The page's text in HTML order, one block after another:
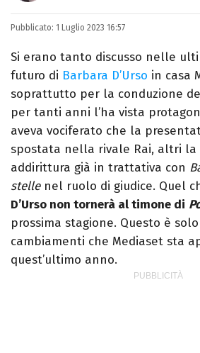
LINKEDIN
Si avvicina all'editoria
come Fashion Editor. Si
Comunicazione digitale,
Nuovi media presso La
collaborando con
stampa.
Pubblicato: 1 Luglio 2023 16:57
Si erano tanto discusso nelle
futuro di Barbara D’Urso in casa
soprattutto per la conduzione
per tanti anni l’ha vista
aveva vociferato che la
spostata nella rivale Rai, altri la
addirittura già in trattativa con
stellenel ruolo di giudice. Quel
D’Urso non tornerà al timone di
prossima stagione. Questo è
cambiamenti che Mediaset sta
quest’ultimo anno.